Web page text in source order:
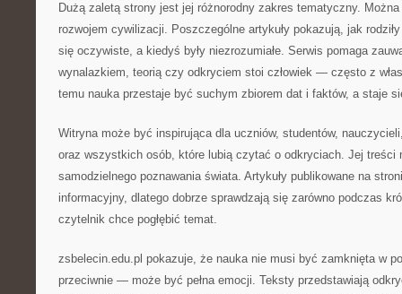
Dużą zaletą strony jest jej różnorodny zakres tematyczny.
rozwojem cywilizacji. Poszczególne artykuły pokazują, jak
się oczywiste, a kiedyś były niezrozumiałe. Serwis pomaga
wynalazkiem, teorią czy odkryciem stoi człowiek — często z
temu nauka przestaje być suchym zbiorem dat i faktów, a staje
Witryna może być inspirująca dla uczniów, studentów,
oraz wszystkich osób, które lubią czytać o odkryciach. Jej treści
samodzielnego poznawania świata. Artykuły publikowane na
informacyjny, dlatego dobrze sprawdzają się zarówno podczas
czytelnik chce pogłębić temat.
zsbelecin.edu.pl pokazuje, że nauka nie musi być zamknięta w
przeciwnie — może być pełna emocji. Teksty przedstawiają